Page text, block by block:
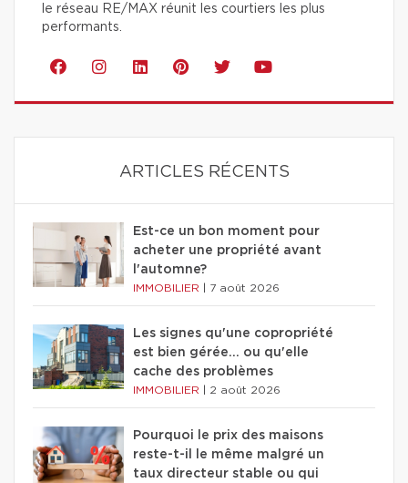
le réseau RE/MAX réunit les courtiers les plus
performants.
ARTICLES RÉCENTS
Est-ce un bon moment pour
acheter une propriété avant
l'automne?
IMMOBILIER 7 août 2026
Les signes qu'une copropriété
est bien gérée… ou qu'elle
cache des problèmes
IMMOBILIER 2 août 2026
Pourquoi le prix des maisons
reste-t-il le même malgré un
taux directeur stable ou qui